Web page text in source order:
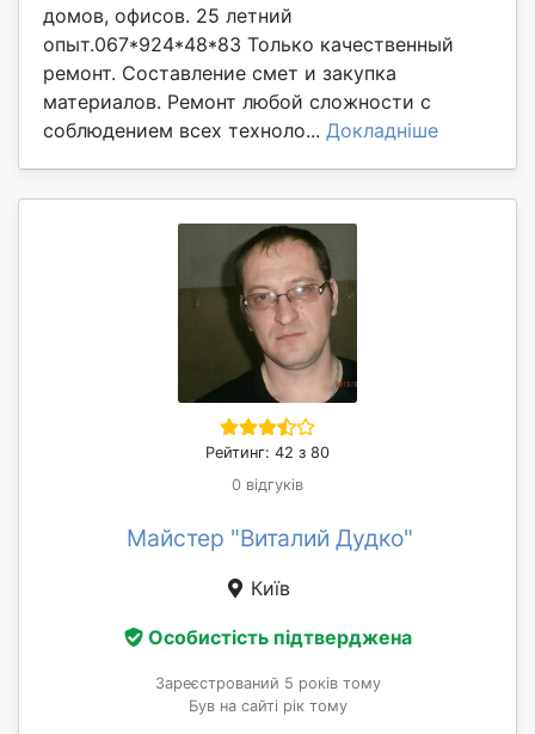
домов, офисов. 25 летний
опыт.067*924*48*83 Только качественный
ремонт. Составление смет и закупка
материалов. Ремонт любой сложности с
соблюдением всех техноло... Докладніше
Рейтинг: 42 з 80
0 відгуків
Майстер "Виталий Дудко"
Київ
Особистість підтверджена
Зареєстрований 5 років тому
Був на сайті рік тому